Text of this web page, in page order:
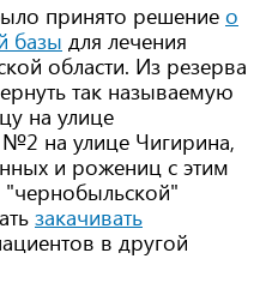
принято решение о
базы для лечения
области. Из резерва
так называемую
на улице
на улице Чигирина,
и рожениц с этим
"чернобыльской"
закачивать
в другой